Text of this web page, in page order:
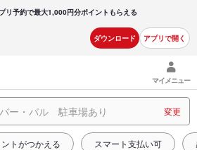
リ予約で最大1,000円分ポイントもらえる
ダウンロード アプリで開く
マイメニュー
ー・バル 駐車場あり 変更
トがつかえる スマート支払い可